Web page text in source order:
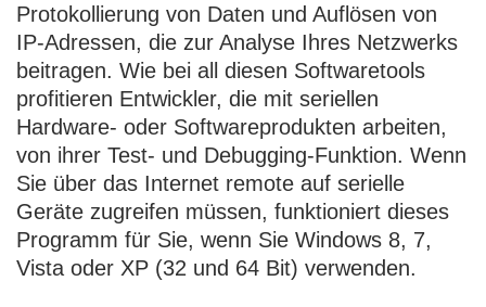
Protokollierung von Daten und Auflösen von
IP-Adressen, die zur Analyse Ihres Netzwerks
beitragen. Wie bei all diesen Softwaretools
profitieren Entwickler, die mit seriellen
Hardware- oder Softwareprodukten arbeiten,
von ihrer Test- und Debugging-Funktion. Wenn
Sie über das Internet remote auf serielle
Geräte zugreifen müssen, funktioniert dieses
Programm für Sie, wenn Sie Windows 8, 7,
Vista oder XP (32 und 64 Bit) verwenden.